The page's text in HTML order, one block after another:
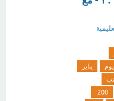
يوم
يناير
200